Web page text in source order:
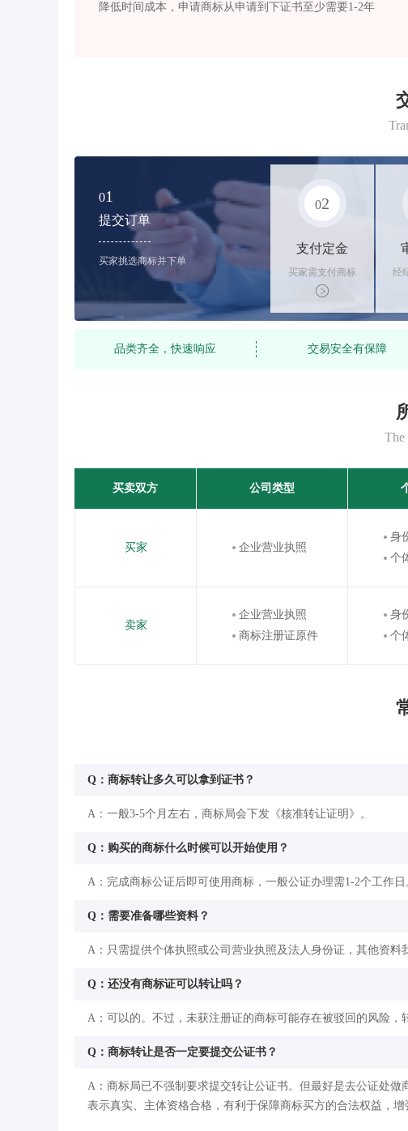
降低时间成本，申请商标从申请到下证书至少需要1-2年
01
提交订单
买家挑选商标并下单
02
支付定金
买家需支付商标
标价的10%的购
买订金
经
品类齐全，快速响应 交易安全有保障
The
买卖双方 公司类型
买家 企业营业执照
身
个
卖家
企业营业执照
商标注册证原件
身
个
Q：商标转让多久可以拿到证书？
A：一般3-5个月左右，商标局会下发《核准转让证明》。
Q：购买的商标什么时候可以开始使用？
A：完成商标公证后即可使用商标，一般公证办理需1-2个工作日
Q：需要准备哪些资料？
A：只需提供个体执照或公司营业执照及法人身份证，其他资料
Q：还没有商标证可以转让吗？
A：可以的。不过，未获注册证的商标可能存在被驳回的风险，
Q：商标转让是否一定要提交公证书？
A：商标局已不强制要求提交转让公证书。但最好是去公证处
表示真实、主体资格合格，有利于保障商标买方的合法权益，增